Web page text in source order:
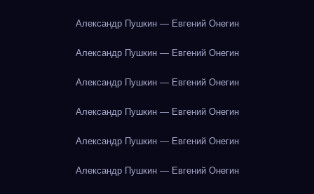
Александр Пушкин — Евгений Онегин
Александр Пушкин — Евгений Онегин
Александр Пушкин — Евгений Онегин
Александр Пушкин — Евгений Онегин
Александр Пушкин — Евгений Онегин
Александр Пушкин — Евгений Онегин